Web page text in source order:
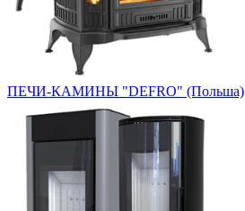
ПЕЧИ-КАМИНЫ "DEFRO" (Польша)